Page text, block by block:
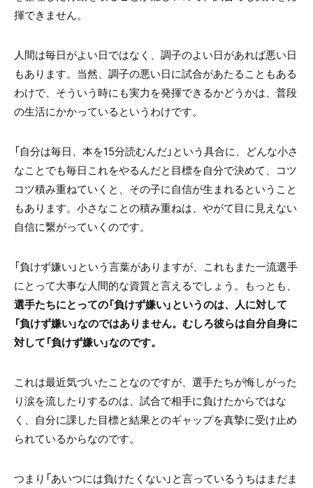
揮できません。
人間は毎日がよい日ではなく、調子のよい日があれば悪い日
もあります。当然、調子の悪い日に試合があたることもある
わけで、そういう時にも実力を発揮できるかどうかは、普段
の生活にかかっているというわけです。
「自分は毎日、本を15分読むんだ」という具合に、どんな小さ
なことでも毎日これをやるんだと目標を自分で決めて、コツ
コツ積み重ねていくと、その子に自信が生まれるということ
もあります。小さなことの積み重ねは、やがて目に見えない
自信に繋がっていくのです。
「負けず嫌い」という言葉がありますが、これもまた一流選手
にとって大事な人間的な資質と言えるでしょう。もっとも、
選手たちにとっての「負けず嫌い」というのは、人に対して
「負けず嫌い」なのではありません。むしろ彼らは自分自身に
対して「負けず嫌い」なのです。
これは最近気づいたことなのですが、選手たちが悔しがった
り涙を流したりするのは、試合で相手に負けたからではな
く、自分に課した目標と結果とのギャップを真摯に受け止め
られているからなのです。
つまり「あいつには負けたくない」と言っているうちはまだま